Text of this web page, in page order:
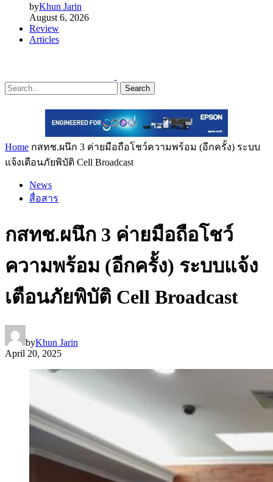
byKhun Jarin
August 6, 2026
Review
Articles
Search
Home กสทช.ผนึก 3 ค่ายมือถือโชว์ความพร้อม (อีกครั้ง) ระบบ
แจ้งเตือนภัยพิบัติ Cell Broadcast
News
สื่อสาร
กสทช.ผนึก 3 ค่ายมือถือโชว์
ความพร้อม (อีกครั้ง) ระบบแจ้ง
เตือนภัยพิบัติ Cell Broadcast
byKhun Jarin
April 20, 2025